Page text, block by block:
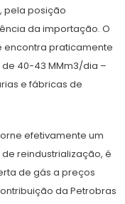
pela posição
da importação. O
encontra praticamente
40-43 MMm3/dia –
e fábricas de
efetivamente um
reindustrialização, é
de gás a preços
da Petrobras